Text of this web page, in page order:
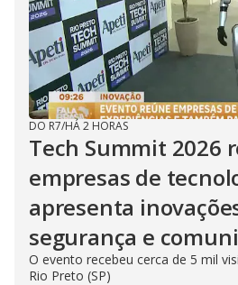
DO R7/HÁ 2 HORAS
Tech Summit 2026
empresas de
apresenta
segurança e
O evento recebeu cerca de 5 mil
Rio Preto (SP)